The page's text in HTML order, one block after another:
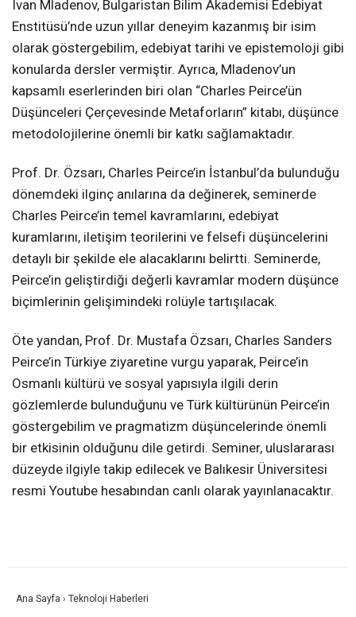
Ivan Mladenov, Bulgaristan Bilim Akademisi Edebiyat
Enstitüsü’nde uzun yıllar deneyim kazanmış bir isim
olarak göstergebilim, edebiyat tarihi ve epistemoloji gibi
konularda dersler vermiştir. Ayrıca, Mladenov’un
kapsamlı eserlerinden biri olan “Charles Peirce’ün
Düşünceleri Çerçevesinde Metaforların” kitabı, düşünce
metodolojilerine önemli bir katkı sağlamaktadır.
Prof. Dr. Özsarı, Charles Peirce’in İstanbul’da bulunduğu
dönemdeki ilginç anılarına da değinerek, seminerde
Charles Peirce’in temel kavramlarını, edebiyat
kuramlarını, iletişim teorilerini ve felsefi düşüncelerini
detaylı bir şekilde ele alacaklarını belirtti. Seminerde,
Peirce’in geliştirdiği değerli kavramlar modern düşünce
biçimlerinin gelişimindeki rolüyle tartışılacak.
Öte yandan, Prof. Dr. Mustafa Özsarı, Charles Sanders
Peirce’in Türkiye ziyaretine vurgu yaparak, Peirce’in
Osmanlı kültürü ve sosyal yapısıyla ilgili derin
gözlemlerde bulunduğunu ve Türk kültürünün Peirce’in
göstergebilim ve pragmatizm düşüncelerinde önemli
bir etkisinin olduğunu dile getirdi. Seminer, uluslararası
düzeyde ilgiyle takip edilecek ve Balıkesir Üniversitesi
resmi Youtube hesabından canlı olarak yayınlanacaktır.
Ana Sayfa › Teknoloji Haberleri